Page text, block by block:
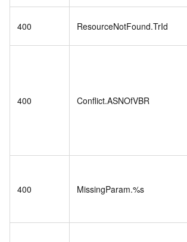
400 ResourceNotFound.TrId
400 Conflict.ASNOfVBR
400 MissingParam.%s